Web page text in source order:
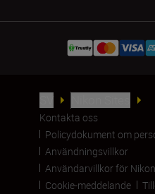
Kontakta oss
Policydokument om
Användningsvillkor
Användarvillkor för
Cookie-meddelande